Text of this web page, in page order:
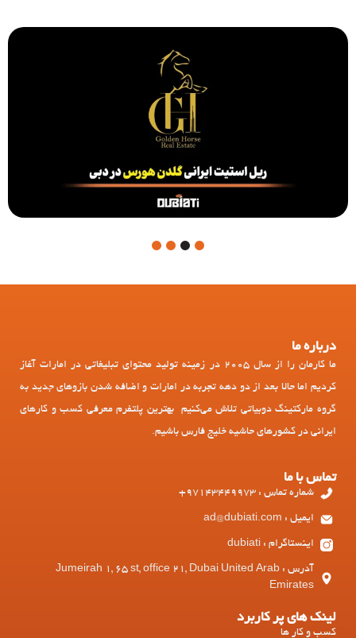
1
درباره ما
ما کارمان را از سال 2005 در زمینه تولید محتوای تبلیغاتی در امارات آغاز
کردیم اما حالا بعد از دو دهه تجربه در امارات و اضافه شدن بازوهای جدید به
گروه مارکتینگ دوبیاتی تلاش می‌کنیم بهترین پلتفرم معرفی کسب و کارهای
ایرانی در کشورهای حاشیه خلیج فارس باشیم.
تماس با ما
شماره تماس : 97143449973+
ایمیل : ad@dubiati.com
اینستاگرام : dubiati
آدرس : Jumeirah 1, 65 st, office 21, Dubai United Arab
Emirates
لینک های پر کاربرد
کسب و کار ها